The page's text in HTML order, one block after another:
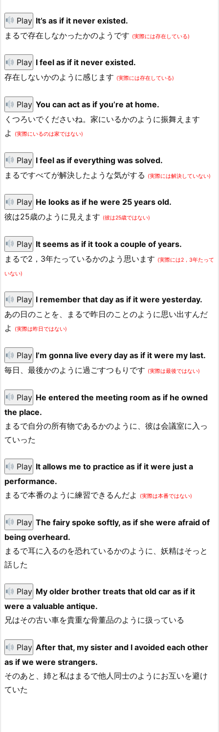
Play It’s as if it never existed.
まるで存在しなかったかのようです (実際には存在している)
Play I feel as if it never existed.
存在しないかのように感じます (実際には存在している)
Play You can act as if you’re at home.
くつろいでくださいね。家にいるかのように振舞えます
よ
(実際にいるのは家ではない)
Play I feel as if everything was solved.
まるですべてが解決したような気がする
(実際には解決していない)
Play He looks as if he were 25 years old.
彼は25歳のように見えます (彼は25歳ではない)
Play It seems as if it took a couple of years.
まるで2，3年たっているかのよう思います (実際には2，3年たって
いない)
Play I remember that day as if it were yesterday.
あの日のことを、まるで昨日のことのように思い出すんだ
よ
(実際は昨日ではない)
Play I’m gonna live every day as if it were my last.
毎日、最後かのように過ごすつもりです (実際は最後ではない)
Play He entered the meeting room as if he owned
the place.
まるで自分の所有物であるかのように、彼は会議室に入っ
ていった
Play It allows me to practice as if it were just a
performance.
まるで本番のように練習できるんだよ
(実際は本番ではない)
Play The fairy spoke softly, as if she were afraid of
being overheard.
まるで耳に入るのを恐れているかのように、妖精はそっと
話した
Play My older brother treats that old car as if it
were a valuable antique.
兄はその古い車を貴重な骨董品のように扱っている
Play After that, my sister and I avoided each other
as if we were strangers.
そのあと、姉と私はまるで他人同士のようにお互いを避け
ていた